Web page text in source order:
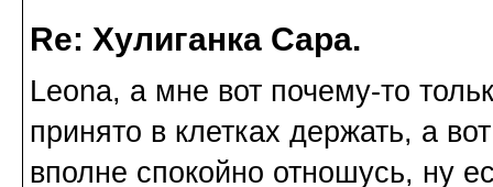
Re: Хулиганка Сара.
Leona, а мне вот почему-то
принято в клетках держать, а
вполне спокойно отношусь, ну